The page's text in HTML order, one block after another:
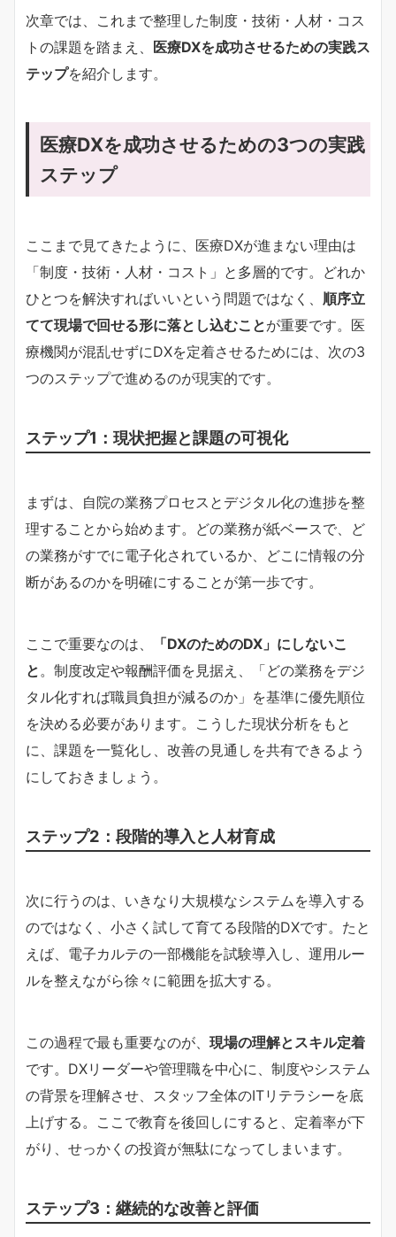
次章では、これまで整理した制度・技術・人材・コス
トの課題を踏まえ、 医療DXを成功させるための実践ス
テップを紹介します。
医療DXを成功させるための3つの実践
ステップ
ここまで見てきたように、医療DXが進まない理由は
「制度・技術・人材・コスト」と多層的です。どれか
ひとつを解決すればいいという問題ではなく、 順序立
てて現場で回せる形に落とし込むことが重要です。医
療機関が混乱せずにDXを定着させるためには、次の3
つのステップで進めるのが現実的です。
ステップ1：現状把握と課題の可視化
まずは、自院の業務プロセスとデジタル化の進捗を整
理することから始めます。どの業務が紙ベースで、ど
の業務がすでに電子化されているか、どこに情報の分
断があるのかを明確にすることが第一歩です。
ここで重要なのは、
「DXのためのDX」にしないこ
と 。制度改定や報酬評価を見据え、「どの業務をデジ
タル化すれば職員負担が減るのか」を基準に優先順位
を決める必要があります。こうした現状分析をもと
に、課題を一覧化し、改善の見通しを共有できるよう
にしておきましょう。
ステップ2：段階的導入と人材育成
次に行うのは、いきなり大規模なシステムを導入する
のではなく、小さく試して育てる段階的DXです。たと
えば、電子カルテの一部機能を試験導入し、運用ルー
ルを整えながら徐々に範囲を拡大する。
この過程で最も重要なのが、 現場の理解とスキル定着
です。DXリーダーや管理職を中心に、制度やシステム
の背景を理解させ、スタッフ全体のITリテラシーを底
上げする。ここで教育を後回しにすると、定着率が下
がり、せっかくの投資が無駄になってしまいます。
ステップ3：継続的な改善と評価